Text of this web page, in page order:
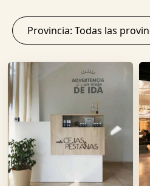
Provincia: Todas las